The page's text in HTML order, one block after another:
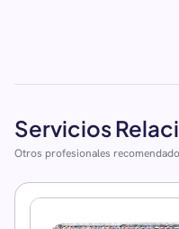
Servicios
Otros profesionales